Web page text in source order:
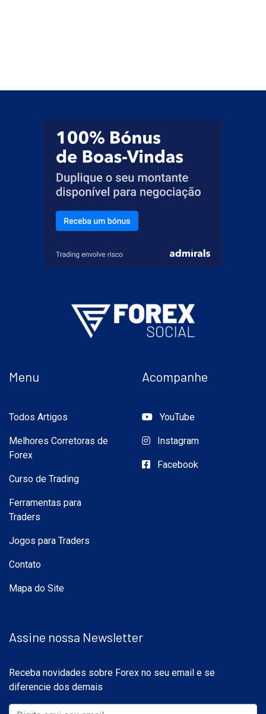
Menu
Todos Artigos
Melhores Corretoras de
Forex
Curso de Trading
Ferramentas para
Traders
Jogos para Traders
Contato
Mapa do Site
Acompanhe
YouTube
Instagram
Facebook
Assine nossa Newsletter
Receba novidades sobre Forex no seu email e se
diferencie dos demais